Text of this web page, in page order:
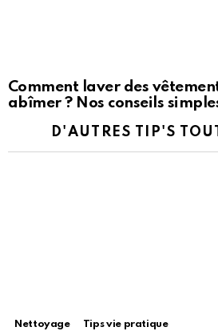
Comment laver des
abîmer ? Nos conseils
D'AUTRES TIP'S
Nettoyage Tips vie pratique